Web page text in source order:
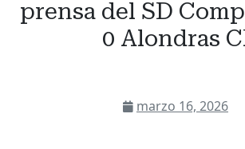
prensa del SD
0 Alondras
marzo 16, 2026